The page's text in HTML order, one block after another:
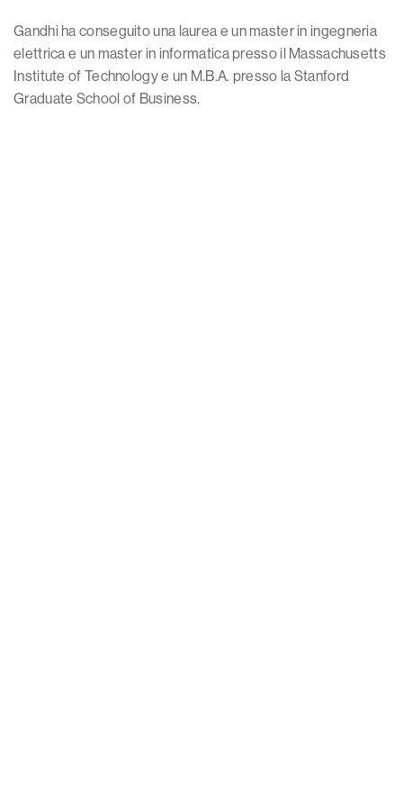
Gandhi ha conseguito una laurea e un master in ingegneria
elettrica e un master in informatica presso il Massachusetts
Institute of Technology e un M.B.A. presso la Stanford
Graduate School of Business.